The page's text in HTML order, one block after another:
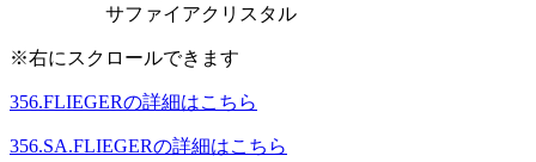
サファイアクリスタル
※右にスクロールできます
356.FLIEGERの詳細はこちら
356.SA.FLIEGERの詳細はこちら